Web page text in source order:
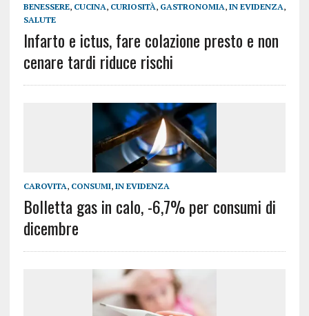
BENESSERE, CUCINA, CURIOSITÀ, GASTRONOMIA, IN EVIDENZA,
SALUTE
Infarto e ictus, fare colazione presto e non
cenare tardi riduce rischi
CAROVITA, CONSUMI, IN EVIDENZA
Bolletta gas in calo, -6,7% per consumi di
dicembre